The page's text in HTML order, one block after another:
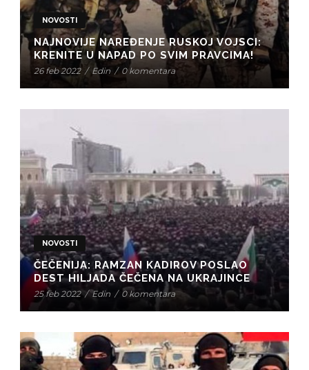
NOVOSTI
NAJNOVIJE NAREĐENJE RUSKOJ VOJSCI:
KRENITE U NAPAD PO SVIM PRAVCIMA!
26 feb 2022 / Edin / 0 komentara
NOVOSTI
ČEČENIJA: RAMZAN KADIROV POSLAO
DEST HILJADA ČEČENA NA UKRAJINCE
25 feb 2022 / Edin / 0 komentara